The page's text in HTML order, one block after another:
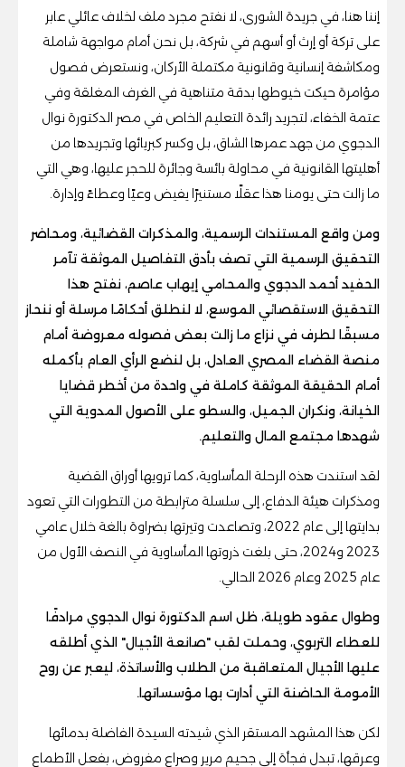
إننا هنا، في جريدة الشورى، لا نفتح مجرد ملف لخلاف عائلي عابر
على تركة أو إرث أو أسهم في شركة، بل نحن أمام مواجهة شاملة
ومكاشفة إنسانية وقانونية مكتملة الأركان، ونستعرض فصول
مؤامرة حيكت خيوطها بدقة متناهية في الغرف المغلقة وفي
عتمة الخفاء، لتجريد رائدة التعليم الخاص في مصر الدكتورة نوال
الدجوي من جهد عمرها الشاق، بل وكسر كبريائها وتجريدها من
أهليتها القانونية في محاولة بائسة وجائرة للحجر عليها، وهي التي
ما زالت حتى يومنا هذا عقلًا مستنيرًا يفيض وعيًا وعطاءً وإدارة.
ومن واقع المستندات الرسمية، والمذكرات القضائية، ومحاضر
التحقيق الرسمية التي تصف بأدق التفاصيل الموثقة تآمر
الحفيد أحمد الدجوي والمحامي إيهاب عاصم، نفتح هذا
التحقيق الاستقصائي الموسع، لا لنطلق أحكامًا مرسلة أو ننحاز
مسبقًا لطرف في نزاع ما زالت بعض فصوله معروضة أمام
منصة القضاء المصري العادل، بل لنضع الرأي العام بأكمله
أمام الحقيقة الموثقة كاملة في واحدة من أخطر قضايا
الخيانة، ونكران الجميل، والسطو على الأصول المدوية التي
شهدها مجتمع المال والتعليم.
لقد استندت هذه الرحلة المأساوية، كما ترويها أوراق القضية
ومذكرات هيئة الدفاع، إلى سلسلة مترابطة من التطورات التي تعود
بدايتها إلى عام 2022، وتصاعدت وتيرتها بضراوة بالغة خلال عامي
2023 و2024، حتى بلغت ذروتها المأساوية في النصف الأول من
عام 2025 وعام 2026 الحالي.
وطوال عقود طويلة، ظل اسم الدكتورة نوال الدجوي مرادفًا
للعطاء التربوي، وحملت لقب "صانعة الأجيال" الذي أطلقه
عليها الأجيال المتعاقبة من الطلاب والأساتذة، ليعبر عن روح
الأمومة الحاضنة التي أدارت بها مؤسساتها.
لكن هذا المشهد المستقر الذي شيدته السيدة الفاضلة بدمائها
وعرقها، تبدل فجأة إلى جحيم مرير وصراع مفروض، بفعل الأطماع